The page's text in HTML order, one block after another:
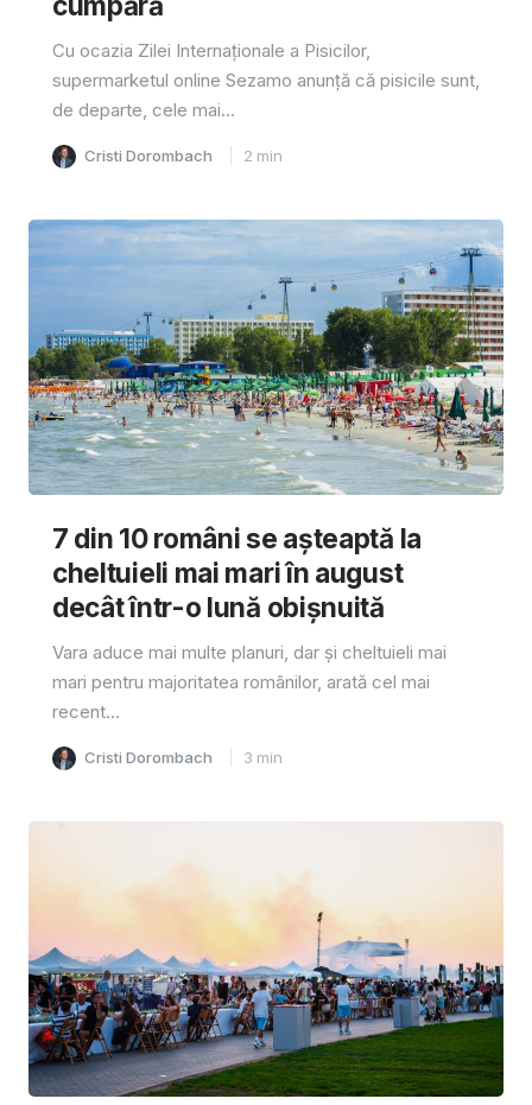
Cu ocazia Zilei Internaționale a Pisicilor,
supermarketul online Sezamo anunță că pisicile sunt,
de departe, cele mai...
Cristi Dorombach 2 min
7 din 10 români se așteaptă la
cheltuieli mai mari în august
decât într-o lună obișnuită
Vara aduce mai multe planuri, dar și cheltuieli mai
mari pentru majoritatea românilor, arată cel mai
recent...
Cristi Dorombach 3 min